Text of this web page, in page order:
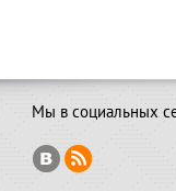
Мы в социальных